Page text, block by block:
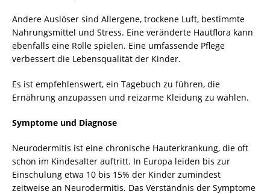
Andere Auslöser sind Allergene, trockene Luft, bestimmte
Nahrungsmittel und Stress. Eine veränderte Hautflora kann
ebenfalls eine Rolle spielen. Eine umfassende Pflege
verbessert die Lebensqualität der Kinder.
Es ist empfehlenswert, ein Tagebuch zu führen, die
Ernährung anzupassen und reizarme Kleidung zu wählen.
Symptome und Diagnose
Neurodermitis ist eine chronische Hauterkrankung, die oft
schon im Kindesalter auftritt. In Europa leiden bis zur
Einschulung etwa 10 bis 15% der Kinder zumindest
zeitweise an Neurodermitis. Das Verständnis der Symptome